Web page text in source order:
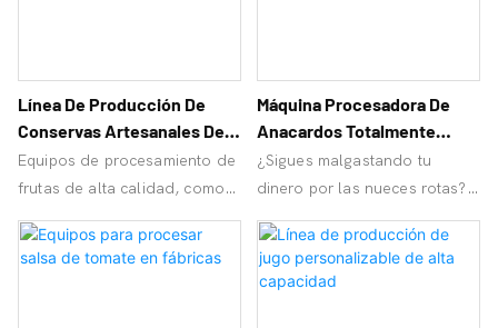
Línea De Producción De
Conservas Artesanales De
Durazno Y Piña De Alta
Calidad
Equipos de procesamiento de
frutas de alta calidad, como
agua de piña y durazno,
orangemech admite el
Máquina Procesadora De
Anacardos Totalmente
Automática A Precio De
Fábrica
¿Sigues malgastando tu
dinero por las nueces rotas?
¡Los fabricantes de anacardos
OrangeMech te ofrecen
equipos económicos y de alta